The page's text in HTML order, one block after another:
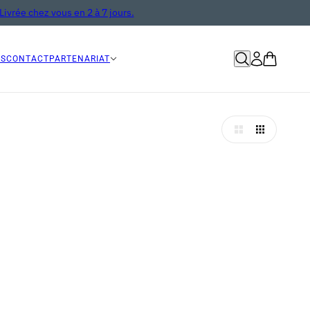
Livrée chez vous en 2 à 7 jours.
CONTACT PARTENARIAT